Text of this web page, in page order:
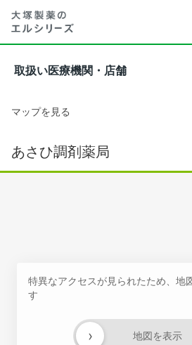
取扱い医療機関・店舗
マップを見る
あさひ調剤薬局
特異なアクセスが見られたため、地
す
地図を表示
›